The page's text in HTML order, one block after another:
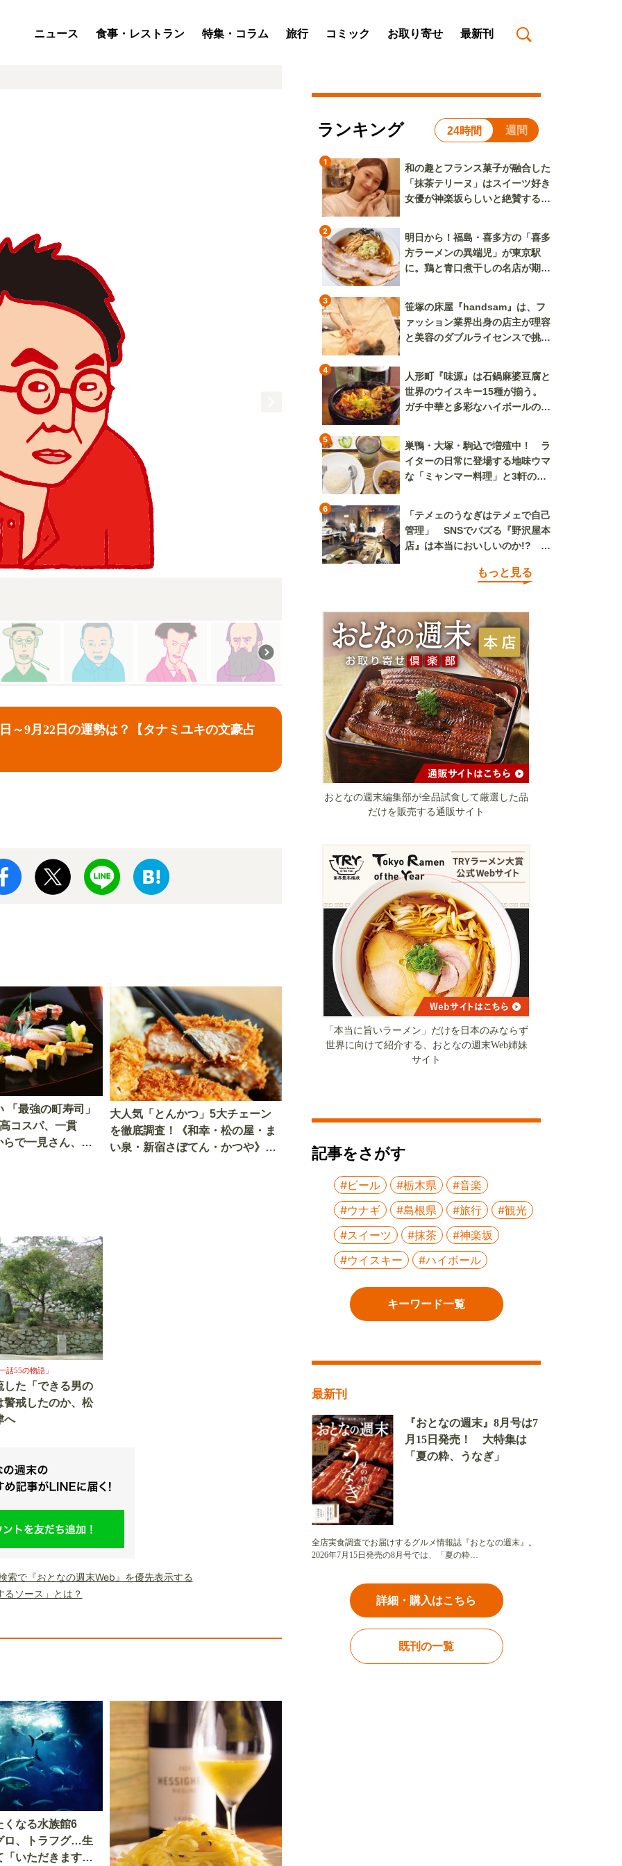
ニュース 食事・レストラン 特集・コラム 旅行 コミック お取り寄せ 最新刊
～9月22日の運勢は？【タナミユキの文豪占
「最強の町寿司」
コスパ、一貫
で一見さん、ソ
大人気「とんかつ」5大チェーン
を徹底調査！《和幸・松の屋・ま
い泉・新宿さぼてん・かつや》…
話55の物語」
した「できる男の
戒したのか、松
へ
索で『おとなの週末Web』を優先表示する
るソース」とは？
くなる水族館6
、トラフグ…生
「いただきます」
ランキング 24時間 週間
1
和の趣とフランス菓子が融合した
「抹茶テリーヌ」はスイーツ好き
女優が神楽坂らしいと絶賛する逸
2
明日から！福島・喜多方の「喜多
方ラーメンの異端児」が東京駅
に。鶏と青口煮干しの名店が期間
3
笹塚の床屋『handsam』は、フ
ァッション業界出身の店主が理容
と美容のダブルライセンスで挑む
4
人形町『味源』は石鍋麻婆豆腐と
世界のウイスキー15種が揃う。
ガチ中華と多彩なハイボールの組
5
巣鴨・大塚・駒込で増殖中！ ラ
イターの日常に登場する地味ウマ
な「ミャンマー料理」と3軒のニ
6
「テメェのうなぎはテメェで自己
管理」 SNSでバズる『野沢屋本
店』は本当においしいのか!? い
もっと見る
おとなの週末編集部が全品試食して厳選した品
だけを販売する通販サイト
「本当に旨いラーメン」だけを日本のみならず
世界に向けて紹介する、おとなの週末Web姉妹
サイト
記事をさがす
#ビール #栃木県
#音楽
#ウナギ
#島根県 #旅行
#観光
#スイーツ
#抹茶
#神楽坂
#ウイスキー
#ハイボール
キーワード一覧
最新刊
『おとなの週末』8月号は7
月15日発売！ 大特集は
「夏の粋、うなぎ」
全店実食調査でお届けするグルメ情報誌『おとなの週末』。
2026年7月15日発売の8月号では、「夏の粋…
詳細・購入はこちら
既刊の一覧